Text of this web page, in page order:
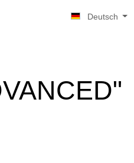
Deutsch